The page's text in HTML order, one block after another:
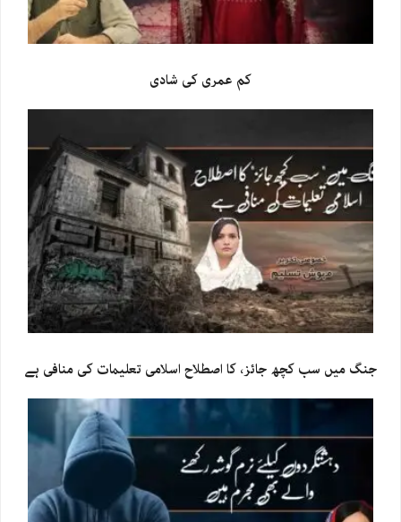
کم عمری کی شادی
جنگ میں سب کچھ جائز، کا اصطلاح اسلامی تعلیمات کی منافی ہے